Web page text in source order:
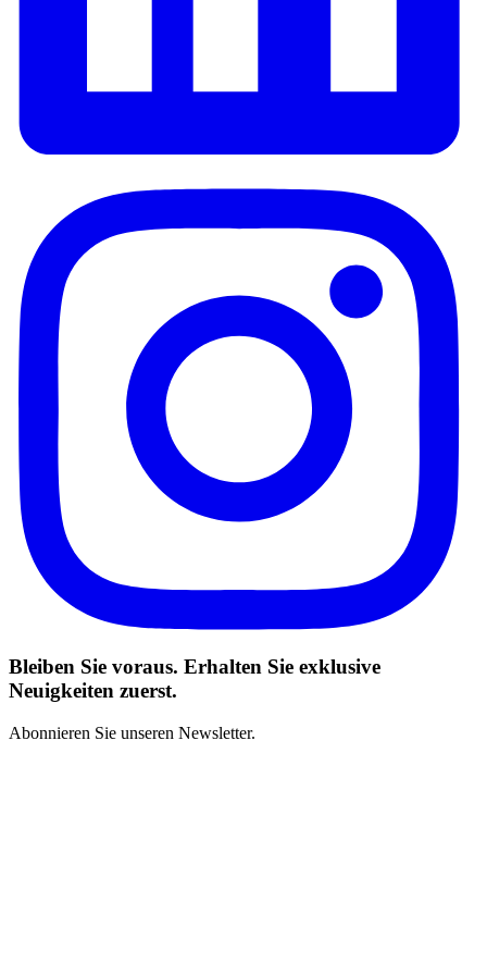
Bleiben Sie voraus. Erhalten Sie exklusive
Neuigkeiten zuerst.
Abonnieren Sie unseren Newsletter.